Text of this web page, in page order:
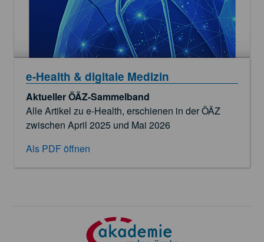
e‑Health & digitale Medizin
Aktueller ÖÄZ-Sammelband
Alle Artikel zu e‑Health, erschienen in der ÖÄZ
zwischen April 2025 und Mai 2026
Als PDF öffnen